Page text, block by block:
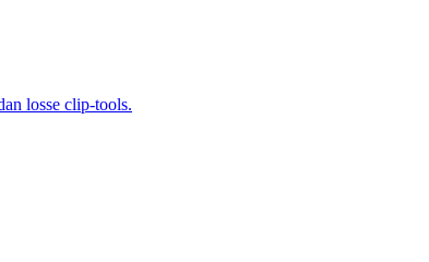
losse clip-tools.